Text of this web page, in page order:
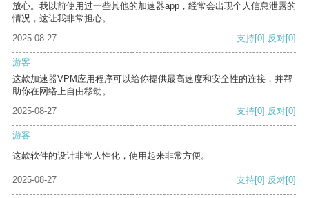
放心。我以前使用过一些其他的加速器app，经常会出现个人信息泄露的
情况，这让我非常担心。
2025-08-27
支持[0] 反对[0]
游客
这款加速器VPM应用程序可以给你提供最高速度和安全性的连接，并帮
助你在网络上自由移动。
2025-08-27
支持[0] 反对[0]
游客
这款软件的设计非常人性化，使用起来非常方便。
2025-08-27 支持[0] 反对[0]